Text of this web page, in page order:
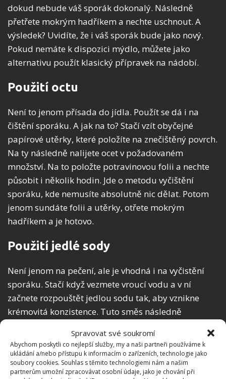
Spravovat své soukromí
Abychom poskytli co nejlepší služby, my a naši partneři používáme k
ukládání a/nebo přístupu k informacím o zařízeních, technologie jako
soubory cookies. Souhlas s těmito technologiemi nám a našim
partnerům umožní zpracovávat osobní údaje, jako je chování při
dokud nebude váš sporák dokonalý. Následně
přetřete mokrým hadříkem a nechte uschnout. A
výsledek? Uvidíte, že i váš sporák bude jako nový.
Pokud nemáte k dispozici mýdlo, můžete jako
alternativu použít klasický přípravek na nádobí.
Použití octu
Není to jenom přísada do jídla. Použít se dá i na
čištění sporáku. A jak na to? Stačí vzít obyčejné
papírové utěrky, které položíte na znečištěný povrch.
Na ty následně nalijete ocet v požadovaném
množství. Na to položte potravinovou folii a nechte
působit i několik hodin. Jde o metodu vyčištění
sporáku, kde nemusíte absolutně nic dělat. Potom
jenom sundáte folii a utěrky, otřete mokrým
hadříkem a je hotovo.
Použití jedlé sody
Není jenom na pečení, ale je vhodná i na vyčistění
sporáku. Stačí když vezmete vroucí vodu a v ní
začnete rozpouštět jedlou sodu tak, aby vznikne
krémovitá konzistence. Tuto směs následně
nečistoty. A takto necháte působit zhruba 30-60
minut podle potřeby. Následný postup je opět
stejný. Vezmete hadřík, odstraníte směs a necháte